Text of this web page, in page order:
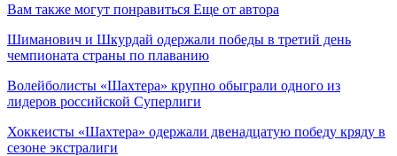
Вам также могут понравиться Еще от автора
Шиманович и Шкурдай одержали победы в третий день
чемпионата страны по плаванию
Волейболисты «Шахтера» крупно обыграли одного из
лидеров российской Суперлиги
Хоккеисты «Шахтера» одержали двенадцатую победу кряду в
сезоне экстралиги